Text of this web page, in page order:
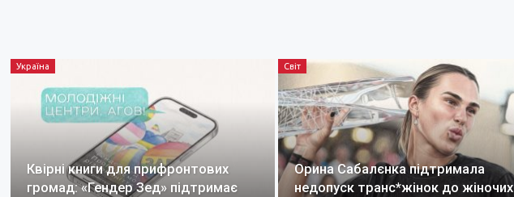
Україна
Квірні книги для прифронтових
громад: «Гендер Зед» підтримає
Світ
Орина Сабалєнка підтримала
недопуск транс*жінок до жіночих